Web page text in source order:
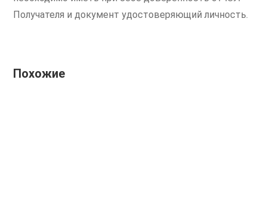
Получателя и документ удостоверяющий личность.
Похожие